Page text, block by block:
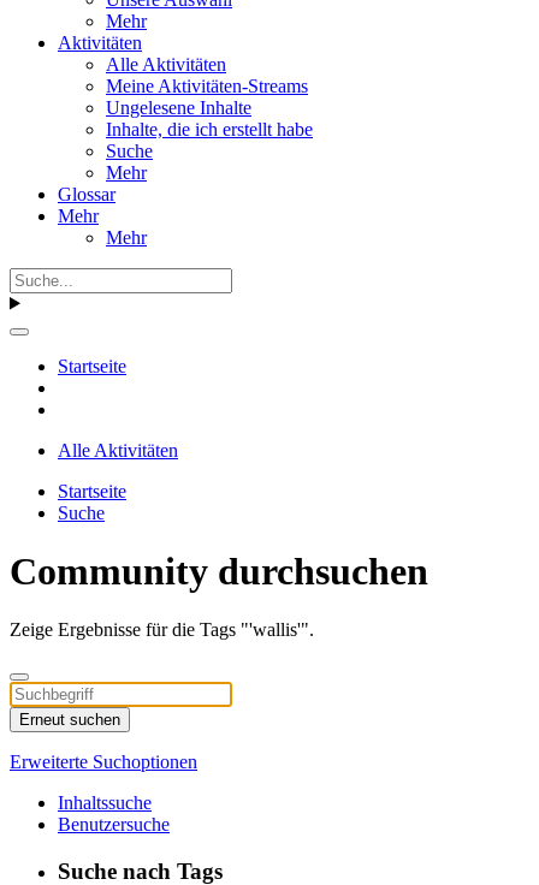
Mehr
Aktivitäten
Alle Aktivitäten
Meine Aktivitäten-Streams
Ungelesene Inhalte
Inhalte, die ich erstellt habe
Suche
Mehr
Glossar
Mehr
Mehr
Startseite
Alle Aktivitäten
Startseite
Suche
Community durchsuchen
Zeige Ergebnisse für die Tags "'wallis'".
Erneut suchen
Erweiterte Suchoptionen
Inhaltssuche
Benutzersuche
Suche nach Tags